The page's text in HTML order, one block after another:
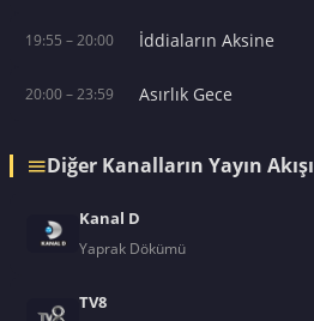
19:55 – 20:00 İddiaların Aksine
20:00 – 23:59 Asırlık Gece
Diğer Kanalların Yayın Akışı
Kanal D
Yaprak Dökümü
TV8